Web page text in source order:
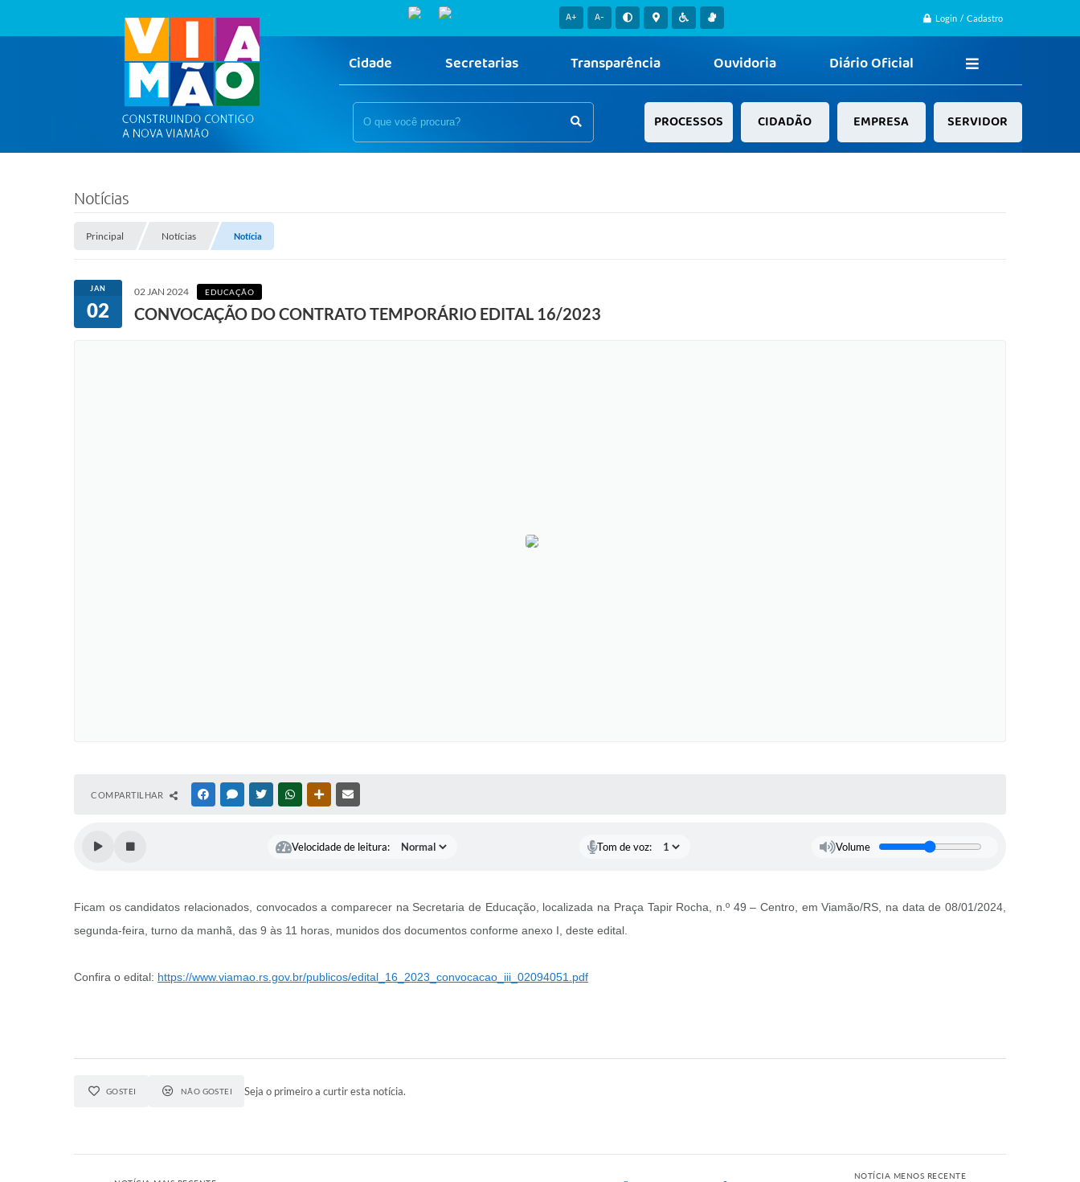
Login / Cadastro
A+ A-
Cidade Secretarias Transparência Ouvidoria Diário Oficial
PROCESSOS CIDADÃO EMPRESA SERVIDOR
Notícias
Principal Notícias Notícia
JAN
02
02 JAN 2024 EDUCAÇÃO
CONVOCAÇÃO DO CONTRATO TEMPORÁRIO EDITAL 16/2023
COMPARTILHAR FACEBOOKMESSENGER
TWITTERWHATSAPPOUTRAS MÍDIAS
Velocidade de leitura: Tom de voz: Volume
Ficam os candidatos relacionados, convocados a comparecer na Secretaria de Educação, localizada na Praça Tapir Rocha, n.º 49 – Centro, em Viamão/RS, na data de 08/01/2024,
segunda-feira, turno da manhã, das 9 às 11 horas, munidos dos documentos conforme anexo I, deste edital.
Confira o edital: https://www.viamao.rs.gov.br/publicos/edital_16_2023_convocacao_iii_02094051.pdf
GOSTEI NÃO GOSTEI Seja o primeiro a curtir esta notícia.
NOTÍCIA MENOS RECENTE